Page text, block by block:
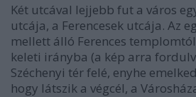
Két utcával lejjebb fut a város
utcája, a Ferencesek utcája. Az
mellett álló Ferences
keleti irányba (a kép arra
Széchenyi tér felé, enyhe
hogy látszik a végcél, a